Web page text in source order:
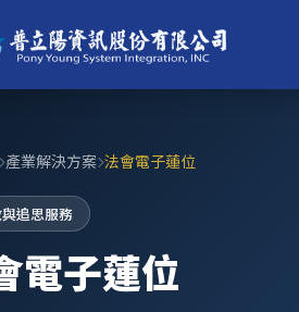
產業解決方案 法會電子蓮位
追思服務
電子蓮位